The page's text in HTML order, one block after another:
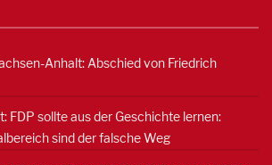
Anhalt: Abschied von Friedrich
FDP sollte aus der Geschichte lernen:
sind der falsche Weg